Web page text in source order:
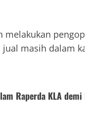
melakukan
masih dalam
Raperda KLA